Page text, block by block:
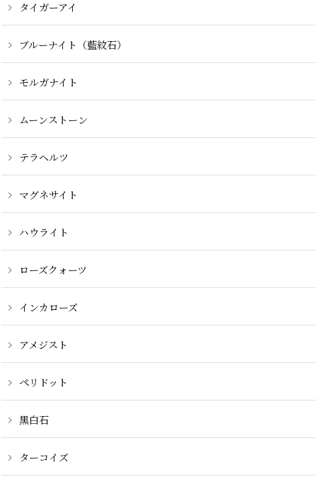
タイガーアイ
ブルーナイト（藍紋石）
モルガナイト
ムーンストーン
テラヘルツ
マグネサイト
ハウライト
ローズクォーツ
インカローズ
アメジスト
ペリドット
黒白石
ターコイズ